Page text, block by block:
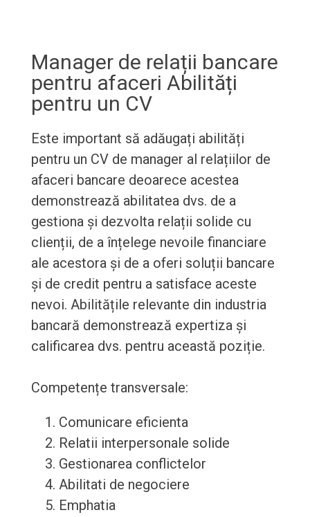
Manager de relații bancare
pentru afaceri Abilități
pentru un CV
Este important să adăugați abilități
pentru un CV de manager al relațiilor de
afaceri bancare deoarece acestea
demonstrează abilitatea dvs. de a
gestiona și dezvolta relații solide cu
clienții, de a înțelege nevoile financiare
ale acestora și de a oferi soluții bancare
și de credit pentru a satisface aceste
nevoi. Abilitățile relevante din industria
bancară demonstrează expertiza și
calificarea dvs. pentru această poziție.
Competențe transversale:
Comunicare eficienta
Relatii interpersonale solide
Gestionarea conflictelor
Abilitati de negociere
Emphatia